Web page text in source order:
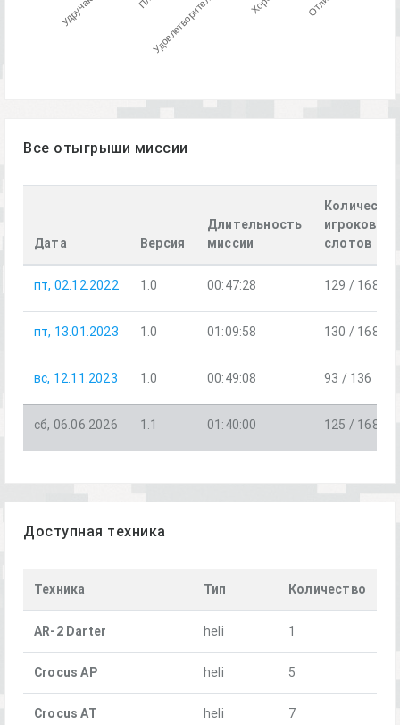
Удовлетворительно
Все отыгрыши миссии
Дата Версия
Длительность
миссии
игроков /
слотов
пт, 02.12.2022 1.0 00:47:28 129 / 168
пт, 13.01.2023 1.0 01:09:58 130 / 168
вс, 12.11.2023 1.0 00:49:08 93 / 136
сб, 06.06.2026 1.1 01:40:00 125 / 168
Доступная техника
Техника Тип Количество
AR-2 Darter heli 1
Crocus AP heli 5
Crocus AT heli 7